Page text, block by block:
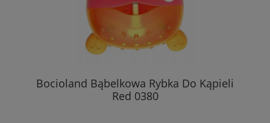
Bocioland Bąbelkowa Rybka Do Kąpieli
Red 0380